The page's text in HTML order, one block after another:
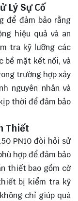
Lý Sự Cố
để đảm bảo rằng
hiệu quả và an
tra kỹ lưỡng các
bề mặt kết nối, và
trường hợp xảy
nguyên nhân và
thời để đảm bảo
Thiết
PN10 đòi hỏi sử
hợp để đảm bảo
thiết bao gồm cờ
bị kiểm tra kỹ
chỉ giúp quá